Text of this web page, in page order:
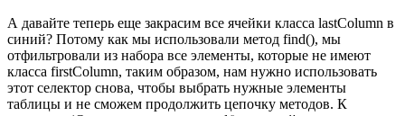
А давайте теперь еще закрасим все ячейки класса lastColumn в
синий? Потому как мы использовали метод find(), мы
отфильтровали из набора все элементы, которые не имеют
класса firstColumn, таким образом, нам нужно использовать
этот селектор снова, чтобы выбрать нужные элементы
таблицы и не сможем продолжить цепочку методов. К